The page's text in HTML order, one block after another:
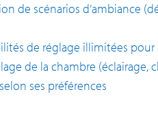
de scénarios d’ambiance
de réglage illimitées
de la chambre (éclairage,
ses préférences